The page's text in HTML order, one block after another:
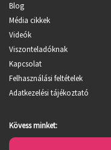
Blog
Média cikkek
Videók
Viszonteladóknak
Kapcsolat
Felhasználási feltételek
Adatkezelési tájékoztató
Kövess minket: